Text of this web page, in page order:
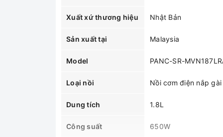
Xuất xứ thương hiệu Nhật Bản
Sản xuất tại Malaysia
Model PANC-SR-
Loại nồi Nồi cơm điện nắp gài
Dung tích 1.8L
Công suất 650W